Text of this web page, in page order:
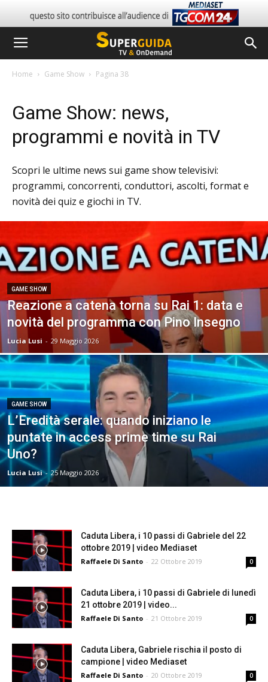
Home Game Show Pagina 38
Game Show: news,
programmi e novità in TV
Scopri le ultime news sui game show televisivi:
programmi, concorrenti, conduttori, ascolti, format e
novità dei quiz e giochi in TV.
GAME SHOW
Reazione a catena torna su Rai 1: data e
novità del programma con Pino Insegno
Lucia Lusi - 29 Maggio 2026
GAME SHOW
L’Eredità serale: quando iniziano le
puntate in access prime time su Rai
Uno?
Lucia Lusi - 25 Maggio 2026
Caduta Libera, i 10 passi di Gabriele del 22
ottobre 2019 | video Mediaset
Raffaele Di Santo - 22 Ottobre 2019 0
Caduta Libera, i 10 passi di Gabriele di lunedì
21 ottobre 2019 | video...
Raffaele Di Santo - 21 Ottobre 2019 0
Caduta Libera, Gabriele rischia il posto di
campione | video Mediaset
Raffaele Di Santo - 20 Ottobre 2019 0